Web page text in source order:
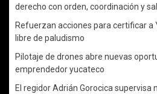
derecho con orden, coordinación y
Refuerzan acciones para certificar a
libre de paludismo
Pilotaje de drones abre nuevas
emprendedor yucateco
El regidor Adrián Gorocica supervisa